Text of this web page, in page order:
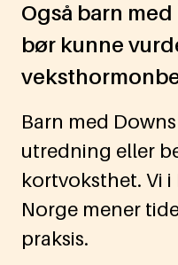
Også barn
bør kunne
Barn med
utredning eller
kortvoksthet. Vi
Norge mener
praksis.